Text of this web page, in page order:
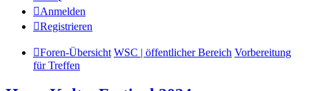
Anmelden
Registrieren
Foren-Übersicht WSC | öffentlicher Bereich Vorbereitung
für Treffen